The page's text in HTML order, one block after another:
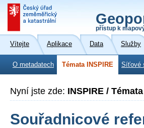
přístup k
Vítejte Aplikace Data Služby
O metadatech Témata INSPIRE Síťové
Nyní jste zde: INSPIRE /
Souřadnicové